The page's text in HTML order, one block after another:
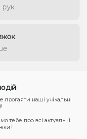
наші унікальні
тебе про всі актуальні